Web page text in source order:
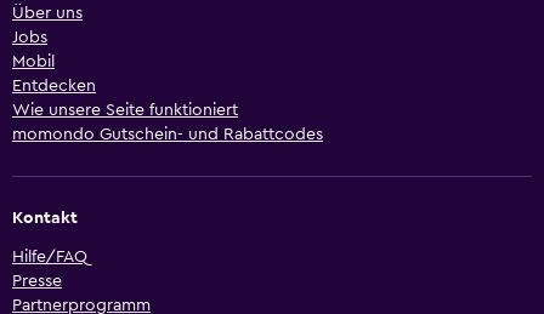
Über uns
Jobs
Mobil
Entdecken
Wie unsere Seite funktioniert
momondo Gutschein- und Rabattcodes
Kontakt
Hilfe/FAQ
Presse
Partnerprogramm